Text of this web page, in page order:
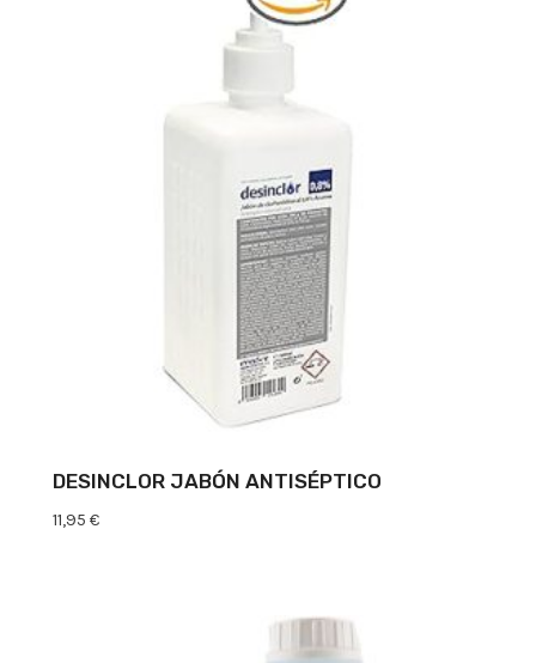
DESINCLOR JABÓN ANTISÉPTICO
11,95 €